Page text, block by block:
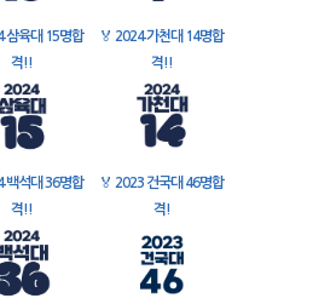
삼육대 15명합
격!!
🏅 2024 가천대 14명합
격!!
백석대 36명합
격!!
🏅 2023 건국대 46명합
격!